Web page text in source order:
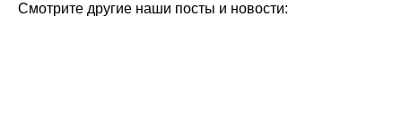
Смотрите другие наши посты и новости: